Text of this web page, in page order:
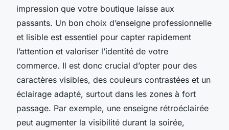
impression que votre boutique laisse aux
passants. Un bon choix d’enseigne professionnelle
et lisible est essentiel pour capter rapidement
l’attention et valoriser l’identité de votre
commerce. Il est donc crucial d’opter pour des
caractères visibles, des couleurs contrastées et un
éclairage adapté, surtout dans les zones à fort
passage. Par exemple, une enseigne rétroéclairée
peut augmenter la visibilité durant la soirée,